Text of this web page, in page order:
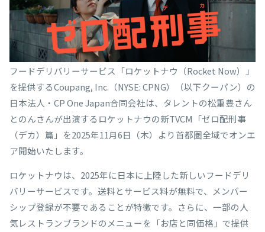
フードデリバリーサービス「ロケットナウ（Rocket Now）」
を提供するCoupang, Inc.（NYSE: CPNG）（以下クーパン）の
日本法人・CP One Japan合同会社は、タレントの松重豊さん
とのんさんが出演するロケットナウの新TVCM「ゼロ配刑事
（デカ）篇」を2025年11月6日（木）より首都圏全域でオンエ
ア開始いたします。
ロケットナウは、2025年に日本に上陸した新しいフードデリ
バリーサービスです。送料とサービス料が無料で、メンバー
シップ登録が不要であることが特徴です。さらに、一部の人
気レストランブランドのメニューを「お店と同価格」で提供